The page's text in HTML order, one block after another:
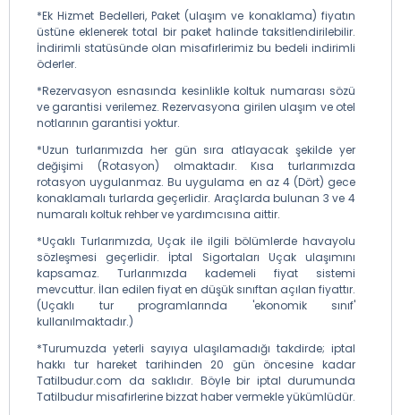
*Ek Hizmet Bedelleri, Paket (ulaşım ve konaklama) fiyatın
üstüne eklenerek total bir paket halinde taksitlendirilebilir.
İndirimli statüsünde olan misafirlerimiz bu bedeli indirimli
öderler.
*Rezervasyon esnasında kesinlikle koltuk numarası sözü
ve garantisi verilemez. Rezervasyona girilen ulaşım ve otel
notlarının garantisi yoktur.
*Uzun turlarımızda her gün sıra atlayacak şekilde yer
değişimi (Rotasyon) olmaktadır. Kısa turlarımızda
rotasyon uygulanmaz. Bu uygulama en az 4 (Dört) gece
konaklamalı turlarda geçerlidir. Araçlarda bulunan 3 ve 4
numaralı koltuk rehber ve yardımcısına aittir.
*Uçaklı Turlarımızda, Uçak ile ilgili bölümlerde havayolu
sözleşmesi geçerlidir. İptal Sigortaları Uçak ulaşımını
kapsamaz. Turlarımızda kademeli fiyat sistemi
mevcuttur. İlan edilen fiyat en düşük sınıftan açılan fiyattır.
(Uçaklı tur programlarında 'ekonomik sınıf'
kullanılmaktadır.)
*Turumuzda yeterli sayıya ulaşılamadığı takdirde; iptal
hakkı tur hareket tarihinden 20 gün öncesine kadar
Tatilbudur.com da saklıdır. Böyle bir iptal durumunda
Tatilbudur misafirlerine bizzat haber vermekle yükümlüdür.